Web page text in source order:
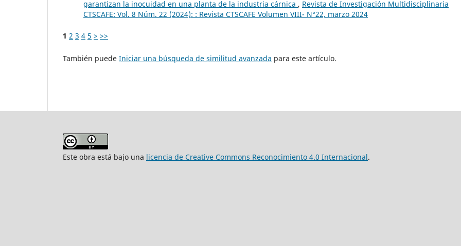
garantizan la inocuidad en una planta de la industria cárnica , Revista de Investigación Multidisciplinaria
CTSCAFE: Vol. 8 Núm. 22 (2024): : Revista CTSCAFE Volumen VIII- N°22, marzo 2024
1 2 3 4 5 > >>
También puede Iniciar una búsqueda de similitud avanzada para este artículo.
Este obra está bajo una licencia de Creative Commons Reconocimiento 4.0 Internacional.